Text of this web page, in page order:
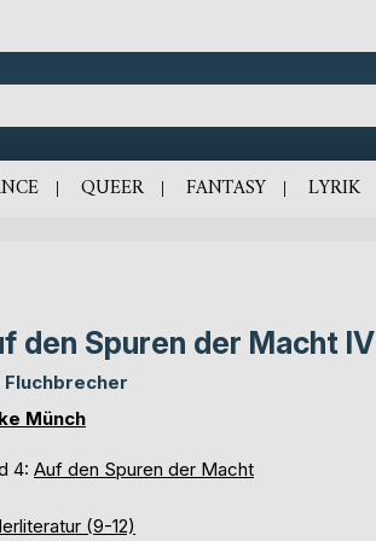
QUEER FANTASY LYRIK
den Spuren der Macht IV
Fluchbrecher
Münch
4: Auf den Spuren der Macht
(9-12)